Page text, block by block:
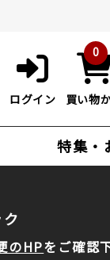
ログイン
0
買い物
特集・
のHPをご確認